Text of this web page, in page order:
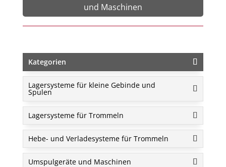
und Maschinen
Kategorien
Lagersysteme für kleine Gebinde und
Spulen
Lagersysteme für Trommeln
Hebe- und Verladesysteme für Trommeln
Umspulgeräte und Maschinen